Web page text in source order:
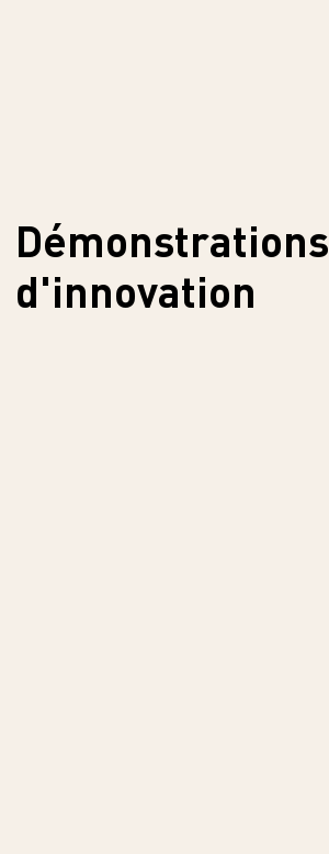
Démonstrations
d'innovation